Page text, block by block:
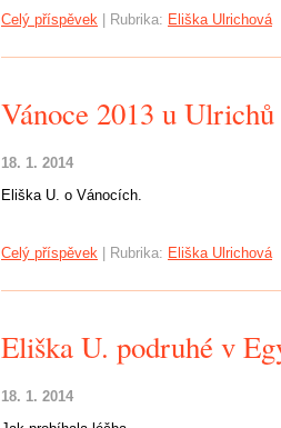
Celý příspěvek Rubrika: Eliška Ulrichová
Vánoce 2013 u Ulrichů
18. 1. 2014
Eliška U. o Vánocích.
Celý příspěvek Rubrika: Eliška Ulrichová
Eliška U. podruhé v
18. 1. 2014